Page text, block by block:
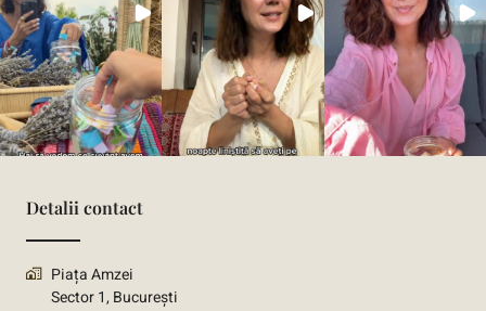
Detalii contact
Piața Amzei
Sector 1, București